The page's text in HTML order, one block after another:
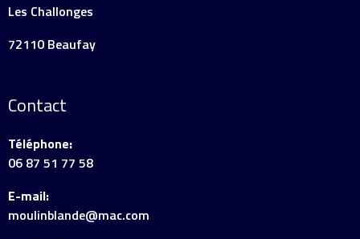
Les Challonges
72110 Beaufay
Contact
Téléphone:
06 87 51 77 58
E-mail:
moulinblande@mac.com